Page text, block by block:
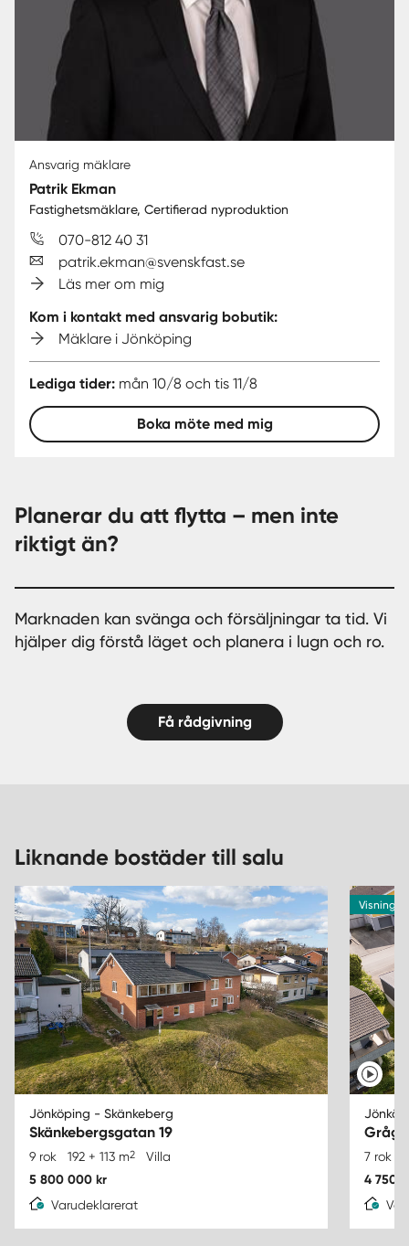
Ansvarig mäklare
Patrik Ekman
Fastighetsmäklare, Certifierad nyproduktion
070-812 40 31
patrik.ekman@svenskfast.se
Läs mer om mig
Kom i kontakt med ansvarig bobutik:
Mäklare i Jönköping
Lediga tider: mån 10/8 och tis 11/8
Boka möte med mig
Planerar du att flytta – men inte
riktigt än?
Marknaden kan svänga och försäljningar ta tid. Vi
hjälper dig förstå läget och planera i lugn och ro.
Få rådgivning
Liknande bostäder till salu
Jönköping - Skänkeberg
Skänkebergsgatan 19
9 rok 192 + 113 m2 Villa
5 800 000 kr
Varudeklarerat
Visning
7 rok
4 750